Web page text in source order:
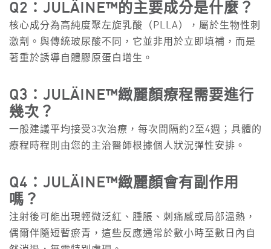
Q2： JULÄINE™的主要成分是什麼？
核心成分為高純度聚左旋乳酸（PLLA），屬於生物性刺
激劑。與傳統玻尿酸不同，它並非用於立即填補，而是
著重於誘導自體膠原蛋白增生。
Q3： JULÄINE™緻麗顏療程需要進行
幾次？
一般建議平均接受3次治療，每次間隔約2至4週；具體的
療程時程則由您的主治醫師根據個人狀況彈性安排。
Q4： JULÄINE™緻麗顏會有副作用
嗎？
注射後可能出現輕微泛紅、腫脹、刺痛感或局部溫熱，
偶爾伴隨短暫瘀青，這些反應通常於數小時至數日內自